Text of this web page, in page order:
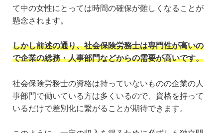
て中の女性にとっては時間の確保が難しくなることが
懸念されます。
しかし前述の通り、社会保険労務士は専門性が高いの
で企業の総務・人事部門などからの需要が高いです。
社会保険労務士の資格は持っていないものの企業の人
事部門で働いている方は多くいるので、資格を持って
いるだけで差別化に繋がることが期待できます。